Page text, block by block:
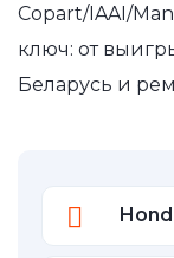
Copart/IAAI/
ключ: от
Беларусь и